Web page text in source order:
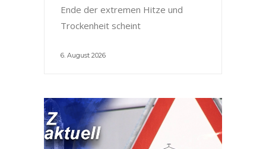
Ende der extremen Hitze und
Trockenheit scheint
6. August 2026